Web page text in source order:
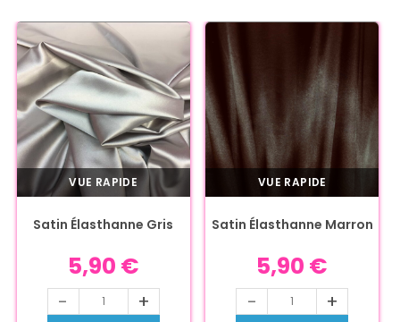
VUE RAPIDE
Satin Élasthanne Gris
5,90 €
- +
VUE RAPIDE
Satin Élasthanne Marron
5,90 €
- +